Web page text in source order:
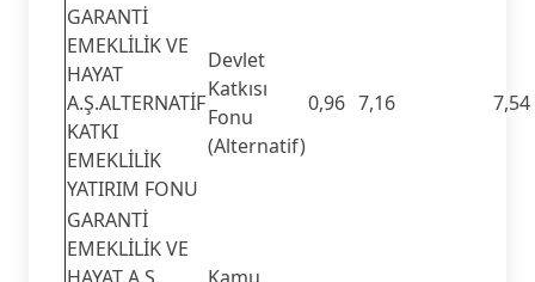
GARANTİ
EMEKLİLİK VE
HAYAT
A.Ş.ALTERNATİF
KATKI
EMEKLİLİK
YATIRIM FONU
Devlet
Katkısı
Fonu
(Alternatif)
0,96 7,16 7,54
GARANTİ
EMEKLİLİK VE
HAYAT A.Ş.
Kamu